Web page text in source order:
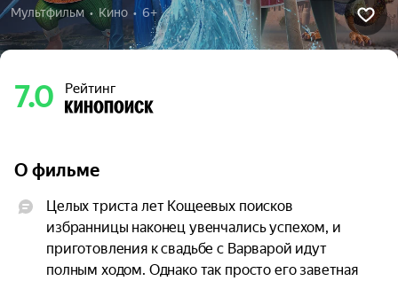
Мультфильм  •  Кино  •  6+
7.0 Рейтинг
О фильме
Целых триста лет Кощеевых поисков
избранницы наконец увенчались успехом, и
приготовления к свадьбе с Варварой идут
полным ходом. Однако так просто его заветная